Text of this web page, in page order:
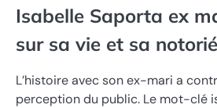
Isabelle Saporta ex
sur sa vie et sa
L’histoire avec son ex-mari a
perception du public. Le mot-clé